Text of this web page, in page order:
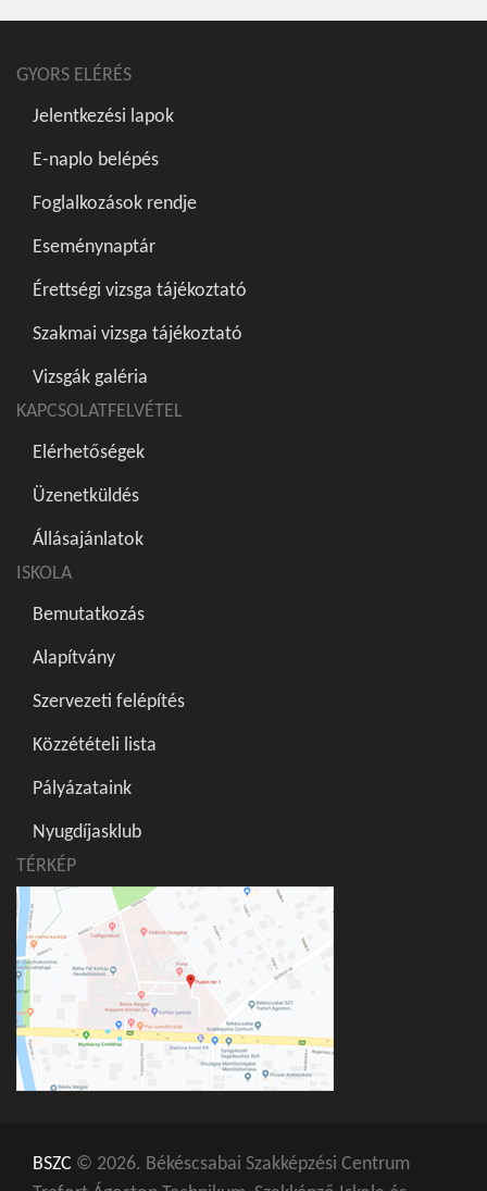
GYORS ELÉRÉS
Jelentkezési lapok
E-naplo belépés
Foglalkozások rendje
Eseménynaptár
Érettségi vizsga tájékoztató
Szakmai vizsga tájékoztató
Vizsgák galéria
KAPCSOLATFELVÉTEL
Elérhetőségek
Üzenetküldés
Állásajánlatok
ISKOLA
Bemutatkozás
Alapítvány
Szervezeti felépítés
Közzétételi lista
Pályázataink
Nyugdíjasklub
TÉRKÉP
BSZC © 2026. Békéscsabai Szakképzési Centrum